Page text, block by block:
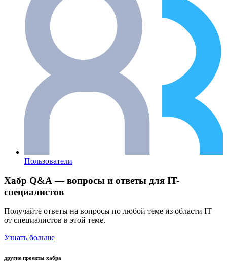
Пользователи
Хабр Q&A — вопросы и ответы для IT-
специалистов
Получайте ответы на вопросы по любой теме из области IT
от специалистов в этой теме.
Узнать больше
другие проекты хабра